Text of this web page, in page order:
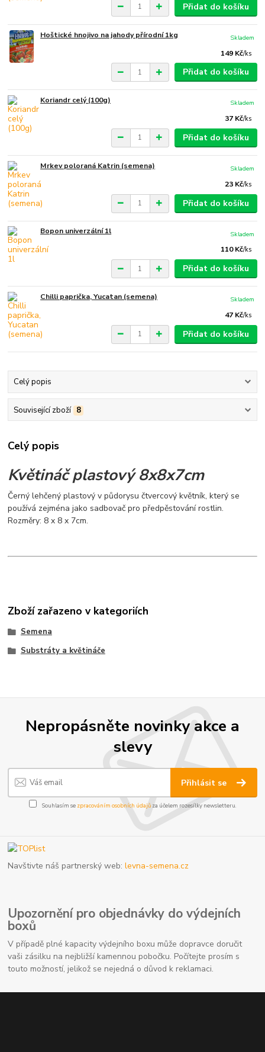
Přidat do košíku
Hoštické hnojivo na jahody přírodní 1kg
149 Kč/ks
Skladem
Přidat do košíku
Koriandr celý (100g)
37 Kč/ks
Skladem
Přidat do košíku
Mrkev poloraná Katrin (semena)
23 Kč/ks
Skladem
Přidat do košíku
Bopon univerzální 1l
110 Kč/ks
Skladem
Přidat do košíku
Chilli paprička, Yucatan (semena)
47 Kč/ks
Skladem
Přidat do košíku
Celý popis
Související zboží 8
Celý popis
Květináč plastový 8x8x7cm
Černý lehčený plastový v půdorysu čtvercový květník, který se
používá zejména jako sadbovač pro předpěstování rostlin.
Rozměry: 8 x 8 x 7cm.
Zboží zařazeno v kategoriích
Semena
Substráty a květináče
Nepropásněte novinky akce a
slevy
Přihlásit se
Souhlasím se zpracováním osobních údajůza účelem rozesílky newsletteru.
Navštivte náš partnerský web:levna-semena.cz
Upozornění pro objednávky do výdejních
boxů
V případě plné kapacity výdejního boxu může dopravce doručit
vaši zásilku na nejbližší kamennou pobočku. Počítejte prosím s
touto možností, jelikož se nejedná o důvod k reklamaci.